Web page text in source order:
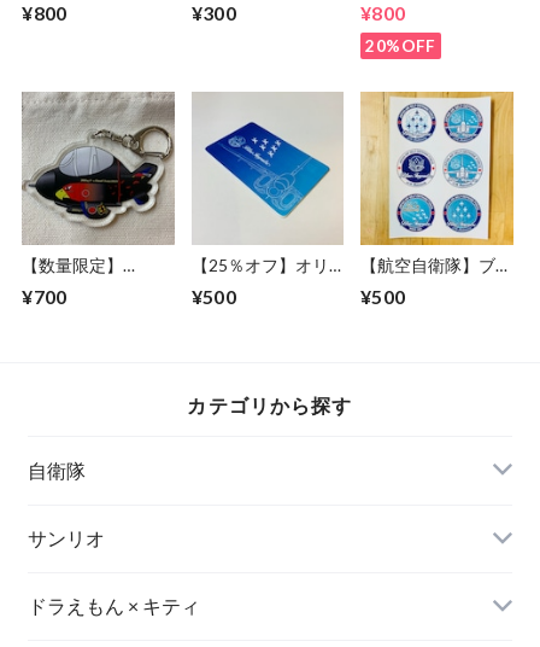
ルーインパルス
¥800
ッカー※送料無料
¥300
ンパルス機体デザイ
ン＜送料無料＞
¥800
20%OFF
【数量限定】
302SQ F-4 スペマ
ふぁんとむ「クロオ
¥700
【25％オフ】オリ
ジナルICカードステ
ッカー(2枚セット)
¥500
【航空自衛隊】ブル
ーインパルス(60th
Anniversary)オリジ
¥500
カテゴリから探す
自衛隊
陸上自衛隊グッズ
海上自衛隊グッズ
サンリオ
衛生日用品
ドラえもん × キティ